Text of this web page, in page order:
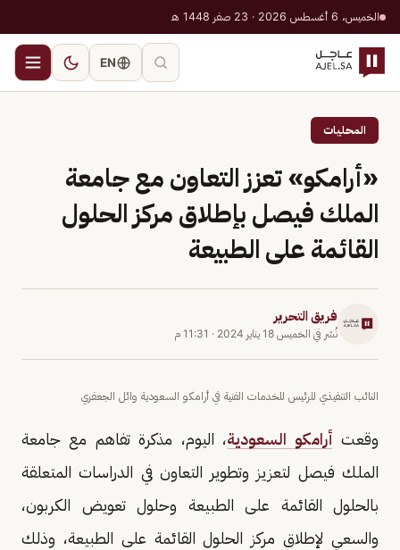
الخميس، 6 أغسطس 2026 · 23 صفر 1448 هـ
EN
المحليات
«أرامكو» تعزز التعاون مع جامعة
الملك فيصل بإطلاق مركز الحلول
القائمة على الطبيعة
فريق التحرير
نُشر في الخميس 18 يناير 2024 · 11:31 م
النائب التنفيذي للرئيس للخدمات الفنية في أرامكو السعودية وائل الجعفري
وقعت أرامكو السعودية، اليوم، مذكرة تفاهم مع جامعة
الملك فيصل لتعزيز وتطوير التعاون في الدراسات المتعلقة
بالحلول القائمة على الطبيعة وحلول تعويض الكربون،
والسعي لإطلاق مركز الحلول القائمة على الطبيعة، وذلك